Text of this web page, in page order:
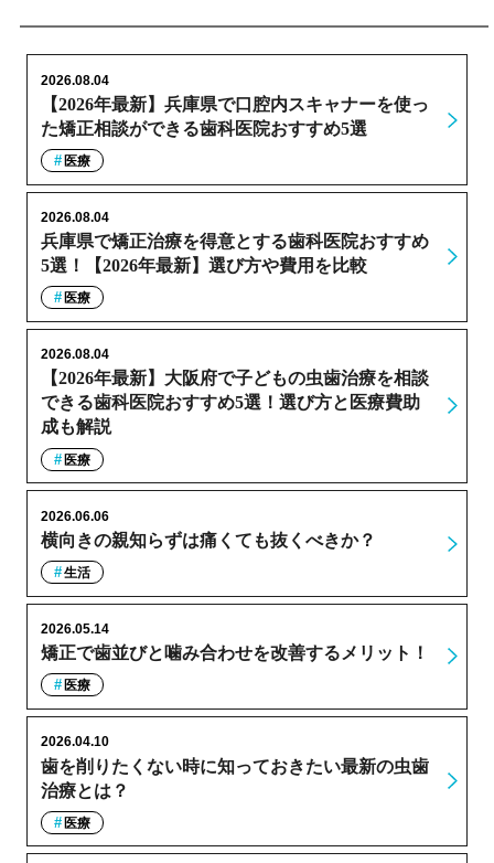
【2026年最新】兵庫県で口腔内スキャナーを使っ
た矯正相談ができる歯科医院おすすめ5選
2026.08.04
医療
兵庫県で矯正治療を得意とする歯科医院おすすめ
5選！【2026年最新】選び方や費用を比較
2026.08.04
医療
【2026年最新】大阪府で子どもの虫歯治療を相談
できる歯科医院おすすめ5選！選び方と医療費助
成も解説
2026.08.04
医療
横向きの親知らずは痛くても抜くべきか？
2026.06.06
生活
矯正で歯並びと噛み合わせを改善するメリット！
2026.05.14
医療
歯を削りたくない時に知っておきたい最新の虫歯
治療とは？
2026.04.10
医療